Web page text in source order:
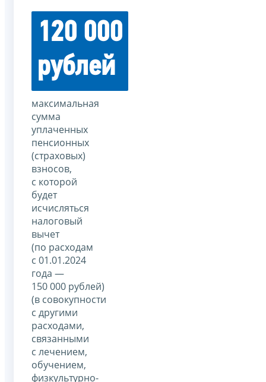
120 000
рублей
максимальная
сумма
уплаченных
пенсионных
(страховых)
взносов,
с которой
будет
исчисляться
налоговый
вычет
(по расходам
с 01.01.2024
года —
150 000 рублей)
(в совокупности
с другими
расходами,
связанными
с лечением,
обучением,
физкультурно-